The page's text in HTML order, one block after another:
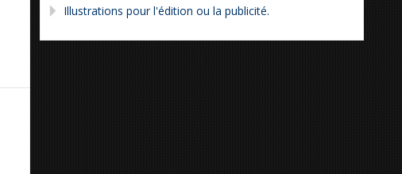
Illustrations pour l'édition ou la publicité.